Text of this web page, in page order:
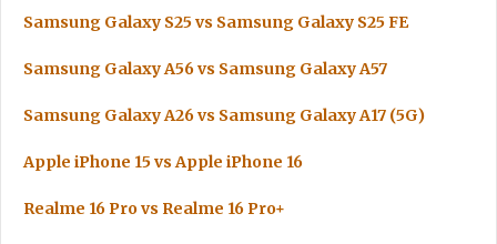
Samsung Galaxy S25 vs Samsung Galaxy S25 FE
Samsung Galaxy A56 vs Samsung Galaxy A57
Samsung Galaxy A26 vs Samsung Galaxy A17 (5G)
Apple iPhone 15 vs Apple iPhone 16
Realme 16 Pro vs Realme 16 Pro+